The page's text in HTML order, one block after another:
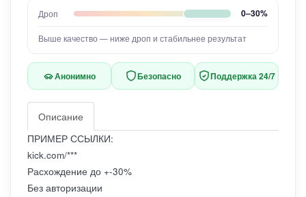
Дроп 0–30%
Выше качество — ниже дроп и стабильнее результат
Анонимно Безопасно Поддержка 24/7
Описание
ПРИМЕР ССЫЛКИ:
kick.com/***
Расхождение до +-30%
Без авторизации